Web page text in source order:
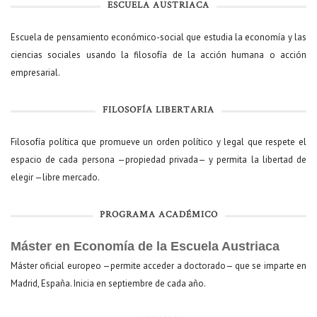
ESCUELA AUSTRIACA
Escuela de pensamiento económico-social que estudia la economía y las
ciencias sociales usando la filosofía de la acción humana o acción
empresarial.
FILOSOFÍA LIBERTARIA
Filosofía política que promueve un orden político y legal que respete el
espacio de cada persona —propiedad privada— y permita la libertad de
elegir —libre mercado.
PROGRAMA ACADÉMICO
Máster en Economía de la Escuela Austriaca
Máster oficial europeo —permite acceder a doctorado— que se imparte en
Madrid, España. Inicia en septiembre de cada año.